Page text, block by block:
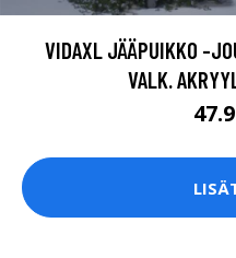
VIDAXL JÄÄPUIKKO -
VALK.